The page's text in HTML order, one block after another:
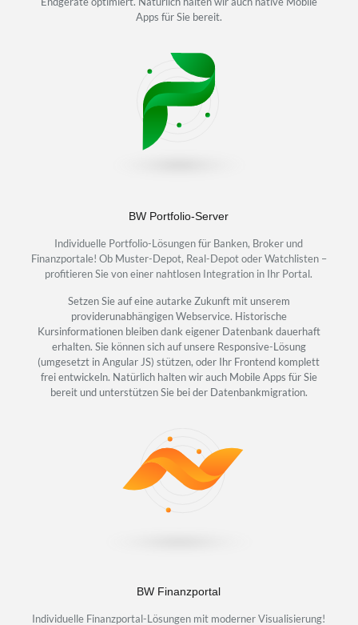
Apps für Sie bereit.
BW Portfolio-Server
Individuelle Portfolio-Lösungen für Banken, Broker und
Finanzportale! Ob Muster-Depot, Real-Depot oder Watchlisten –
profitieren Sie von einer nahtlosen Integration in Ihr Portal.
Setzen Sie auf eine autarke Zukunft mit unserem
providerunabhängigen Webservice. Historische
Kursinformationen bleiben dank eigener Datenbank dauerhaft
erhalten. Sie können sich auf unsere Responsive-Lösung
(umgesetzt in Angular JS) stützen, oder Ihr Frontend komplett
frei entwickeln. Natürlich halten wir auch Mobile Apps für Sie
bereit und unterstützen Sie bei der Datenbankmigration.
BW Finanzportal
Individuelle Finanzportal-Lösungen mit moderner Visualisierung!